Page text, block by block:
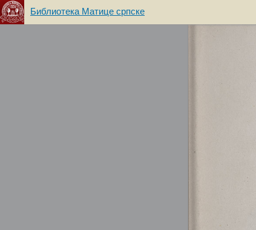
Библиотека Матице српске